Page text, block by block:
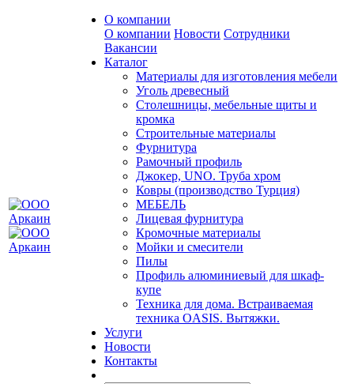
О компании
О компании Новости Сотрудники
Вакансии
Каталог
Материалы для изготовления мебели
Уголь древесный
Столешницы, мебельные щиты и
кромка
Строительные материалы
Фурнитура
Рамочный профиль
Джокер, UNO. Труба хром
Ковры (производство Турция)
МЕБЕЛЬ
Лицевая фурнитура
Кромочные материалы
Мойки и смесители
Пилы
Профиль алюминиевый для шкаф-
купе
Техника для дома. Встраиваемая
техника OASIS. Вытяжки.
Услуги
Новости
Контакты